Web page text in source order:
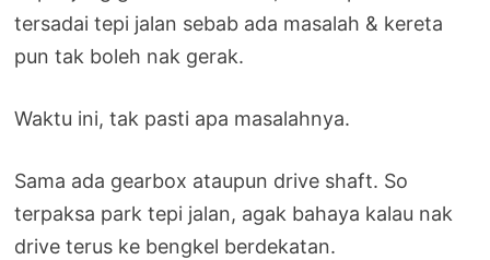
tersadai tepi jalan sebab ada masalah & kereta
pun tak boleh nak gerak.
Waktu ini, tak pasti apa masalahnya.
Sama ada gearbox ataupun drive shaft. So
terpaksa park tepi jalan, agak bahaya kalau nak
drive terus ke bengkel berdekatan.